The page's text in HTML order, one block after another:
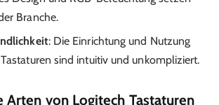
Branche.
: Die Einrichtung und Nutzung
sind intuitiv und unkompliziert.
Arten von Logitech Tastaturen